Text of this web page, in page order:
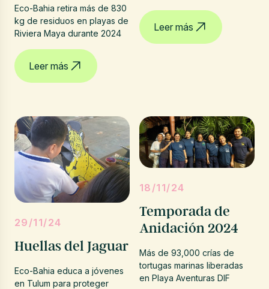
Eco-Bahia retira más de 830
kg de residuos en playas de
Riviera Maya durante 2024
Leer más
Leer más
29/11/24
Huellas del Jaguar
Eco-Bahia educa a jóvenes
en Tulum para proteger
18/11/24
Temporada de
Anidación 2024
Más de 93,000 crías de
tortugas marinas liberadas
en Playa Aventuras DIF